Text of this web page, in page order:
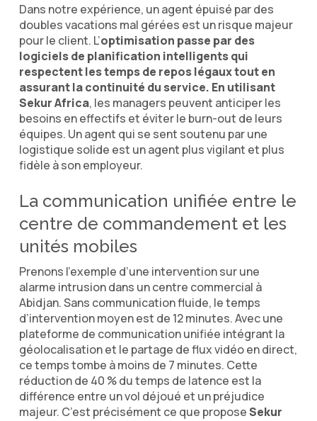
Dans notre expérience, un agent épuisé par des
doubles vacations mal gérées est un risque majeur
pour le client. L’optimisation passe par des
logiciels de planification intelligents qui
respectent les temps de repos légaux tout en
assurant la continuité du service. En utilisant
Sekur Africa, les managers peuvent anticiper les
besoins en effectifs et éviter le burn-out de leurs
équipes. Un agent qui se sent soutenu par une
logistique solide est un agent plus vigilant et plus
fidèle à son employeur.
La communication unifiée entre le
centre de commandement et les
unités mobiles
Prenons l’exemple d’une intervention sur une
alarme intrusion dans un centre commercial à
Abidjan. Sans communication fluide, le temps
d’intervention moyen est de 12 minutes. Avec une
plateforme de communication unifiée intégrant la
géolocalisation et le partage de flux vidéo en direct,
ce temps tombe à moins de 7 minutes. Cette
réduction de 40 % du temps de latence est la
différence entre un vol déjoué et un préjudice
majeur. C’est précisément ce que proposeSekur